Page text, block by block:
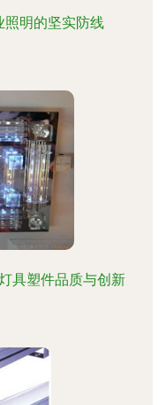
照明的坚实防线
具塑件品质与创新